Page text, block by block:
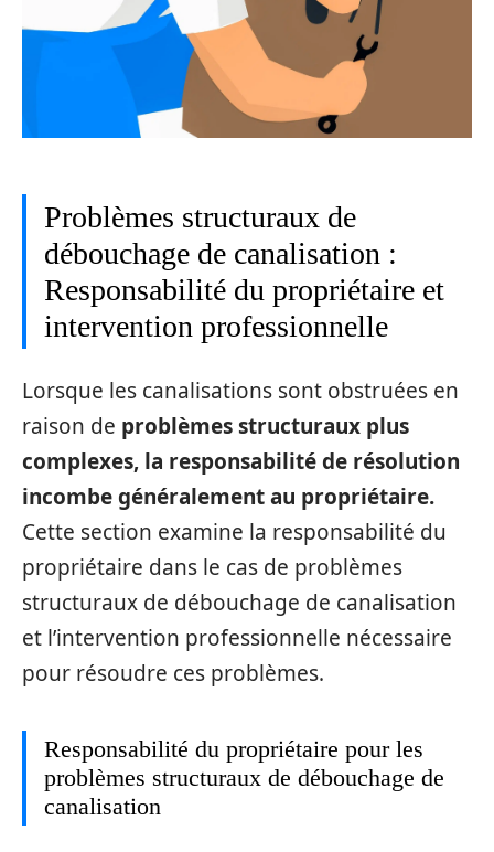
Problèmes structuraux de
débouchage de canalisation :
Responsabilité du propriétaire et
intervention professionnelle
Lorsque les canalisations sont obstruées en
raison de problèmes structuraux plus
complexes, la responsabilité de résolution
incombe généralement au propriétaire.
Cette section examine la responsabilité du
propriétaire dans le cas de problèmes
structuraux de débouchage de canalisation
et l’intervention professionnelle nécessaire
pour résoudre ces problèmes.
Responsabilité du propriétaire pour les
problèmes structuraux de débouchage de
canalisation